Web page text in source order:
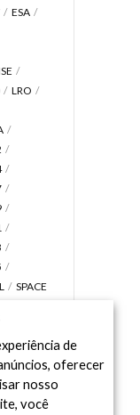
ESA
LRO
SPACE
de
oferecer
nosso
você